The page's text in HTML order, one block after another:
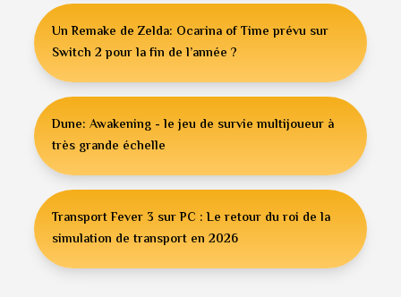
Un Remake de Zelda: Ocarina of Time prévu sur
Switch 2 pour la fin de l’année ?
Dune: Awakening - le jeu de survie multijoueur à
très grande échelle
Transport Fever 3 sur PC : Le retour du roi de la
simulation de transport en 2026